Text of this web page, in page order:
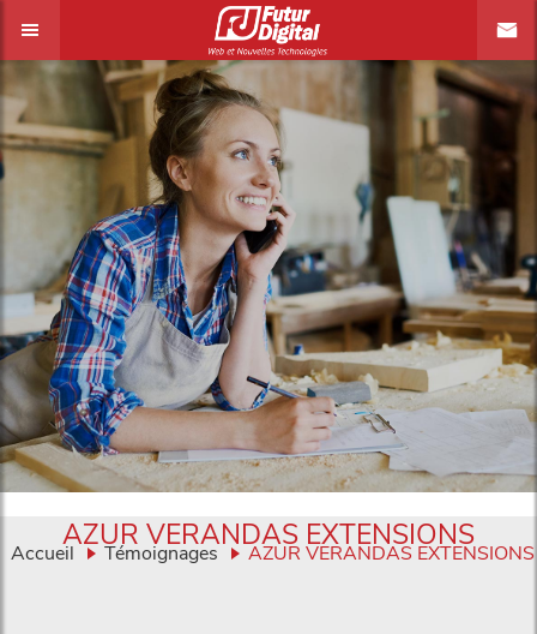
Accueil Témoignages AZUR VERANDAS EXTENSIONS
AZUR VERANDAS EXTENSIONS